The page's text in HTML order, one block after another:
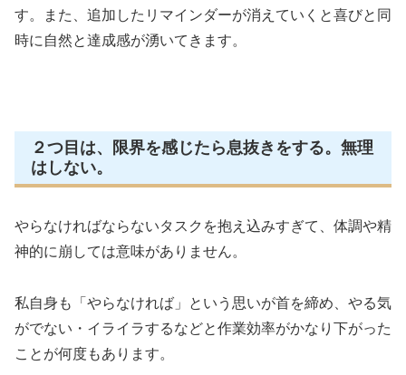
す。また、追加したリマインダーが消えていくと喜びと同
時に自然と達成感が湧いてきます。
２つ目は、限界を感じたら息抜きをする。無理
はしない。
やらなければならないタスクを抱え込みすぎて、体調や精
神的に崩しては意味がありません。
私自身も「やらなければ」という思いが首を締め、やる気
がでない・イライラするなどと作業効率がかなり下がった
ことが何度もあります。